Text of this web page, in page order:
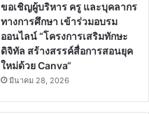
ขอเชิญผู้บริหาร ครู และบุคลากร
ทางการศึกษา เข้าร่วมอบรม
ออนไลน์ “โครงการเสริมทักษะ
ดิจิทัล สร้างสรรค์สื่อการสอนยุค
ใหม่ด้วย Canva“
มีนาคม 28, 2026